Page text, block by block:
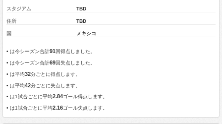
スタジアム TBD
住所 TBD
国 メキシコ
• は今シーズン合計91 回得点しました。
• は今シーズン合計69回失点しました。
• は平均32分ごとに得点します。
• は平均42分ごとに失点します。
• は1試合ごとに平均2.84ゴール得点します。
• は1試合ごとに平均2.16ゴール失点します。